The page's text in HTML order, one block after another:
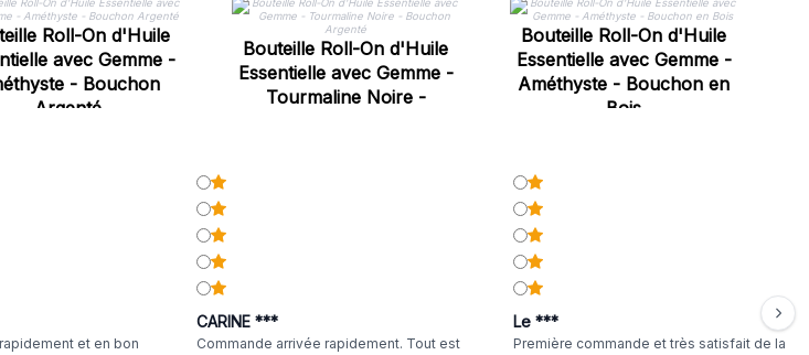
Roll-On d'Huile
avec Gemme -
- Bouchon
Argenté
Bouteille Roll-On d'Huile
Essentielle avec Gemme -
Tourmaline Noire -
Bouteille Roll-On d'Huile
Essentielle avec Gemme -
Améthyste - Bouchon en
Bois
et en bon
CARINE ***
Commande arrivée rapidement. Tout est
Le ***
Première commande et très satisfait de la